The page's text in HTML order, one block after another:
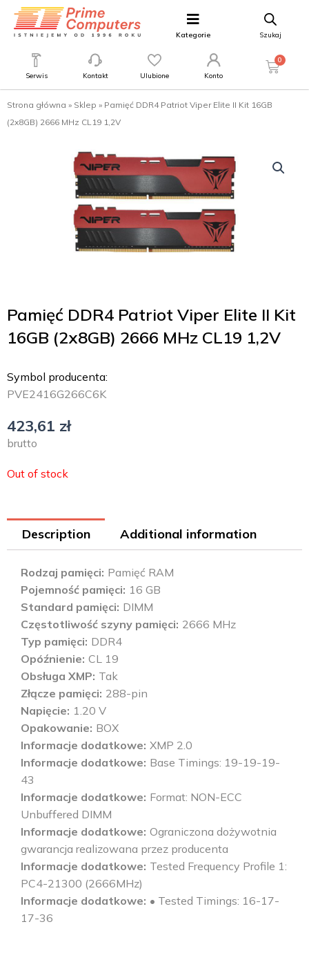
Kategorie Szukaj
Serwis Kontakt Ulubione Konto
0
Strona główna » Sklep » Pamięć DDR4 Patriot Viper Elite II Kit 16GB
(2x8GB) 2666 MHz CL19 1,2V
Pamięć DDR4 Patriot Viper Elite II Kit
16GB (2x8GB) 2666 MHz CL19 1,2V
Symbol producenta:
PVE2416G266C6K
423,61 zł
brutto
Out of stock
Description Additional information
Rodzaj pamięci Pamięć RAM
Pojemność pamięci 16 GB
Standard pamięci DIMM
Częstotliwość szyny pamięci 2666 MHz
Typ pamięci DDR4
Opóźnienie CL 19
Obsługa XMP Tak
Złącze pamięci 288-pin
Napięcie 1.20 V
Opakowanie BOX
Informacje dodatkowe XMP 2.0
Informacje dodatkowe Base Timings: 19-19-19-
43
Informacje dodatkowe Format: NON-ECC
Unbuffered DIMM
Informacje dodatkowe Ograniczona dożywotnia
gwarancja realizowana przez producenta
Informacje dodatkowe Tested Frequency Profile 1:
PC4-21300 (2666MHz)
Informacje dodatkowe • Tested Timings: 16-17-
17-36